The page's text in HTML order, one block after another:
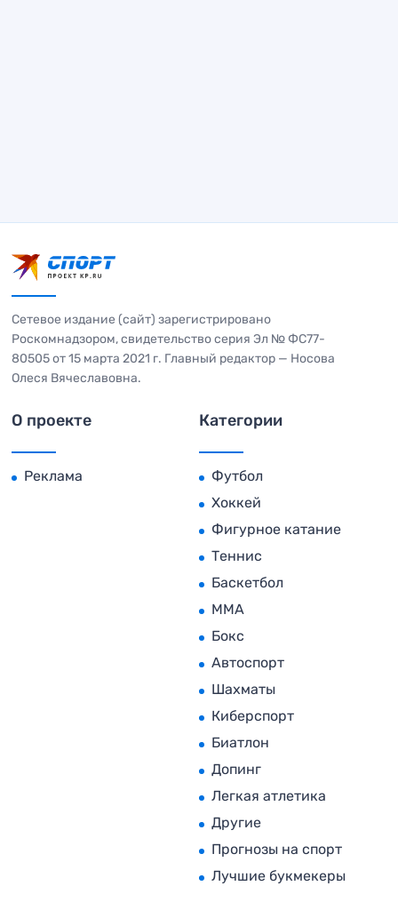
Сетевое издание (сайт) зарегистрировано
Роскомнадзором, свидетельство серия Эл № ФС77-
80505 от 15 марта 2021 г. Главный редактор — Носова
Олеся Вячеславовна.
О проекте
Реклама
Категории
Футбол
Хоккей
Фигурное катание
Теннис
Баскетбол
MMA
Бокс
Автоспорт
Шахматы
Киберспорт
Биатлон
Допинг
Легкая атлетика
Другие
Прогнозы на спорт
Лучшие букмекеры